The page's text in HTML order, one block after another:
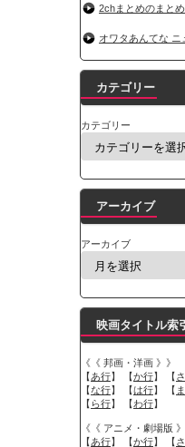
2chまとめのまと
オワタあんてな ニ
カテゴリー
カテゴリー
アーカイブ
アーカイブ
映画タイトル索引
《《 邦画・洋画 》》
【あ行】 【か行】 【
【な行】 【は行】 【
【 ら行】 【わ行】
《《 アニメ・劇場版 》
【あ行】 【か行】 【